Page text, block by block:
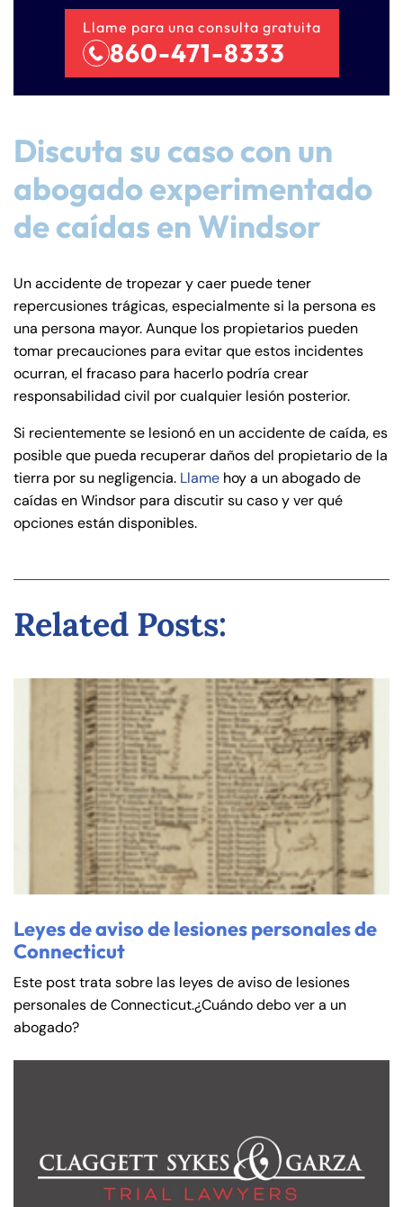
Llame para una consulta gratuita
860-471-8333
Discuta su caso con un
abogado experimentado
de caídas en Windsor
Un accidente de tropezar y caer puede tener
repercusiones trágicas, especialmente si la persona es
una persona mayor. Aunque los propietarios pueden
tomar precauciones para evitar que estos incidentes
ocurran, el fracaso para hacerlo podría crear
responsabilidad civil por cualquier lesión posterior.
Si recientemente se lesionó en un accidente de caída, es
posible que pueda recuperar daños del propietario de la
tierra por su negligencia. Llame hoy a un abogado de
caídas en Windsor para discutir su caso y ver qué
opciones están disponibles.
Related Posts:
Leyes de aviso de lesiones personales de
Connecticut
Este post trata sobre las leyes de aviso de lesiones
personales de Connecticut.¿Cuándo debo ver a un
abogado?